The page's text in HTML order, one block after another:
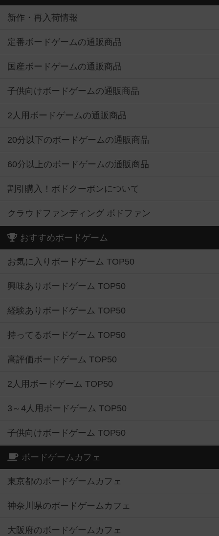
新作・再入荷情報
定番ボードゲームの通販商品
国産ボードゲームの通販商品
子供向けボードゲームの通販商品
2人用ボードゲームの通販商品
20分以下のボードゲームの通販商品
60分以上のボードゲームの通販商品
割引購入！ボドクーポンについて
クラウドファンディング ボドファン
おすすめボードゲーム
お気に入りボードゲーム TOP50
興味ありボードゲーム TOP50
経験ありボードゲーム TOP50
持ってるボードゲーム TOP50
高評価ボードゲーム TOP50
2人用ボードゲーム TOP50
3～4人用ボードゲーム TOP50
子供向けボードゲーム TOP50
ボードゲームカフェ
東京都のボードゲームカフェ
神奈川県のボードゲームカフェ
大阪府のボードゲームカフェ